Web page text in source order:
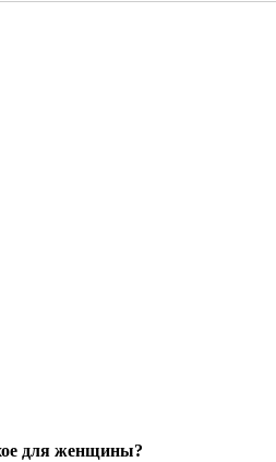
для женщины?